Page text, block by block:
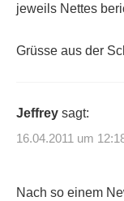
jeweils Nettes
Grüsse aus der
Jeffrey sagt:
16.04.2011 um
Nach so einem